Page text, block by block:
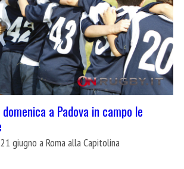
a Padova in campo le
giugno a Roma alla Capitolina